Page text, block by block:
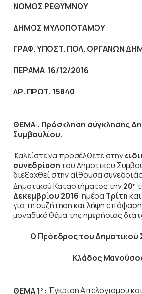
NOMOΣ ΡΕΘΥΜΝΟΥ
ΔΗΜΟΣ ΜΥΛΟΠΟΤΑΜΟΥ
ΓΡΑΦ. ΥΠΟΣΤ. ΠΟΛ. ΟΡΓΑΝΩΝ
ΠΕΡΑΜΑ 16/12/2016
ΑΡ. ΠΡΩΤ. 15840
ΘΕΜΑ : Πρόσκληση σύγκλησης
Συμβουλίου.
Καλείστε να προσέλθετε στην
συνεδρίαση του Δημοτικού
διεξαχθεί στην αίθουσα
Δημοτικού Καταστήματος την20η
Δεκεμβρίου 2016, ημέρα Τρίτη
για τη συζήτησηκαι λήψη
μοναδικό θέμα της ημερήσιας
Ο Πρόεδρος του Δημοτικού
Κλάδος
ΘΕΜΑ 1 ο: Έγκριση Απολογισμού